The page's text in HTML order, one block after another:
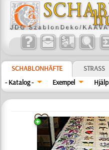
SCHABLONHÄFTE
STRASS
- Katalog -
Exempel Hjälp